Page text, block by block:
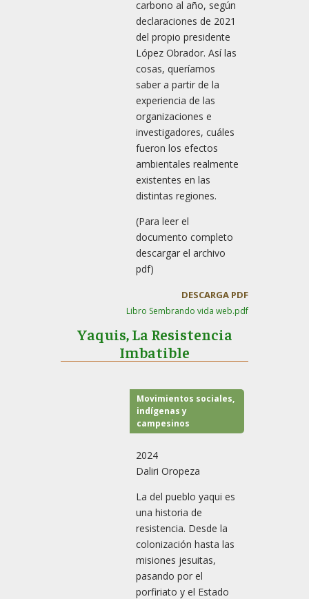
carbono al año, según
declaraciones de 2021
del propio presidente
López Obrador. Así las
cosas, queríamos
saber a partir de la
experiencia de las
organizaciones e
investigadores, cuáles
fueron los efectos
ambientales realmente
existentes en las
distintas regiones.
(Para leer el
documento completo
descargar el archivo
pdf)
DESCARGA PDF
Libro Sembrando vida web.pdf
Yaquis, La Resistencia
Imbatible
Movimientos sociales,
indígenas y
campesinos
2024
Daliri Oropeza
La del pueblo yaqui es
una historia de
resistencia. Desde la
colonización hasta las
misiones jesuitas,
pasando por el
porfiriato y el Estado